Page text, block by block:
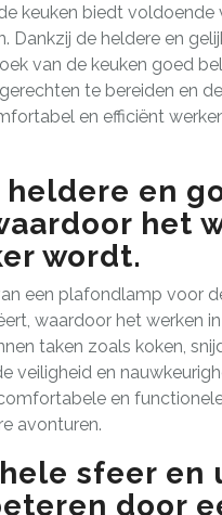
keuken biedt voldoende
Dankzij de heldere en
van de keuken goed
te bereiden en
en efficiënt
heldere en
het
wordt.
een plafondlamp voor
waardoor het werken
taken zoals koken,
veiligheid en
en
avonturen.
sfeer
door